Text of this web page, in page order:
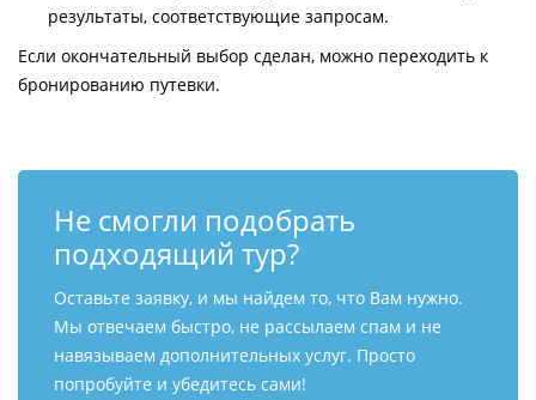
результаты, соответствующие запросам.
Если окончательный выбор сделан, можно переходить к
бронированию путевки.
Не смогли подобрать
подходящий тур?
Оставьте заявку, и мы найдем то, что Вам нужно.
Мы отвечаем быстро, не рассылаем спам и не
навязываем дополнительных услуг. Просто
попробуйте и убедитесь сами!